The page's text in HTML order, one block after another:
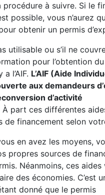
à suivre. Si le
possible, vous n’aurez
obtenir un permis
utilisable ou s’il ne
pour l’obtention
l’AIF. L’AIF (Aide
aux demandeurs
d’activité
À part ces différentes
de financement selon
en avez les moyens,
propres sources de
Néanmoins, ces aides
des économies. C’est
donné que le permis